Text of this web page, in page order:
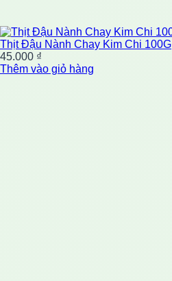
Thịt Đậu Nành Chay Kim Chi 100G
45.000 ₫
Thêm vào giỏ hàng